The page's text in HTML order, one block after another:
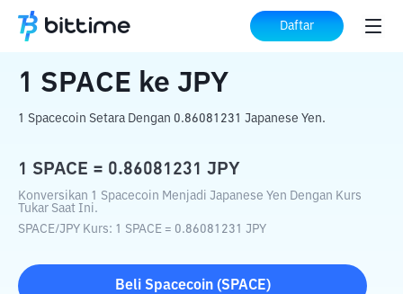
Daftar
Beranda Konverter Kripto SPACE JPY
1 SPACE ke JPY
1 Spacecoin Setara Dengan 0.86081231 Japanese Yen.
1 SPACE = 0.86081231 JPY
Konversikan 1 Spacecoin Menjadi Japanese Yen Dengan Kurs
Tukar Saat Ini.
SPACE/JPY Kurs: 1 SPACE = 0.86081231 JPY
Beli Spacecoin(SPACE)